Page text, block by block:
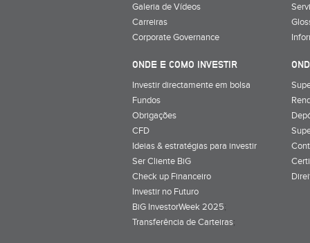
Galeria de Vídeos
Carreiras
Corporate Governance
ONDE E COMO INVESTIR
Investir directamente em bolsa
Fundos
Obrigações
CFD
Ideias & estratégias para investir
Ser Cliente BiG
Check up Financeiro
Investir no Futuro
BiG InvestorWeek 2025;
Transferência de Carteiras;